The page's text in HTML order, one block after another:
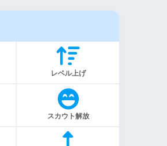
レベル上げ
スカウト解放